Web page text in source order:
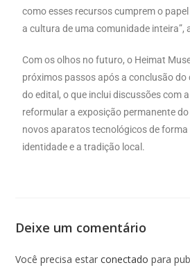
como esses recursos cumprem o
a cultura de uma comunidade inteira”,
Com os olhos no futuro, o Heimat
próximos passos após a conclusão
do edital, o que inclui discussões com
reformular a exposição permanente
novos aparatos tecnológicos de
identidade e a tradição local.
Deixe um comentário
Você precisa estarconectado para